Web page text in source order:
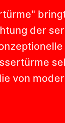
der
von